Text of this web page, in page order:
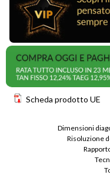
Scheda prodotto UE
Dimensioni
Risoluzione